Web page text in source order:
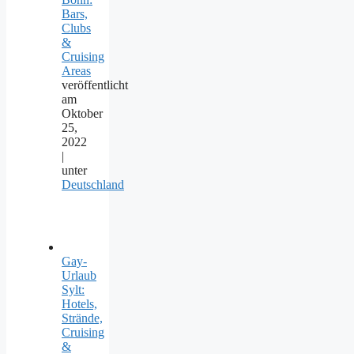
Bars,
Clubs
&
Cruising
Areas
veröffentlicht
am
Oktober
25,
2022
|
unter
Deutschland
Gay-
Urlaub
Sylt:
Hotels,
Strände,
Cruising
&